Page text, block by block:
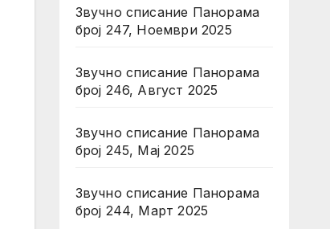
Звучно списание Панорама
број 247, Ноември 2025
Звучно списание Панорама
број 246, Август 2025
Звучно списание Панорама
број 245, Мај 2025
Звучно списание Панорама
број 244, Март 2025